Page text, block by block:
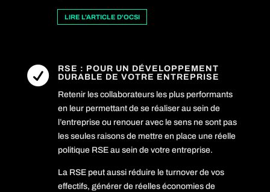
LIRE L'ARTICLE D'OCSI

RSE : POUR UN DÉVELOPPEMENT
DURABLE DE VOTRE ENTREPRISE
Retenir les collaborateurs les plus performants
en leur permettant de se réaliser au sein de
l’entreprise ou renouer avec le sens ne sont pas
les seules raisons de mettre en place une réelle
politique RSE au sein de votre entreprise.
La RSE peut aussi réduire le turnover de vos
effectifs, générer de réelles économies de